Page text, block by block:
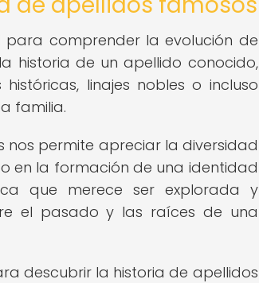
comprender la evolución de
historia de un apellido conocido,
linajes nobles o incluso
familia.
nos permite apreciar la diversidad
en la formación de una identidad
que merece ser explorada y
el pasado y las raíces de una
descubrir la historia de apellidos